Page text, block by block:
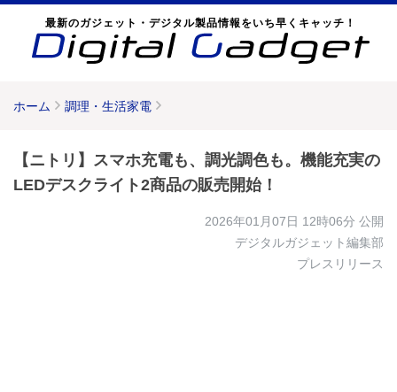
最新のガジェット・デジタル製品情報をいち早くキャッチ！
ホーム 調理・生活家電
【ニトリ】スマホ充電も、調光調色も。機能充実の
LEDデスクライト2商品の販売開始！
2026年01月07日 12時06分 公開
デジタルガジェット編集部
プレスリリース